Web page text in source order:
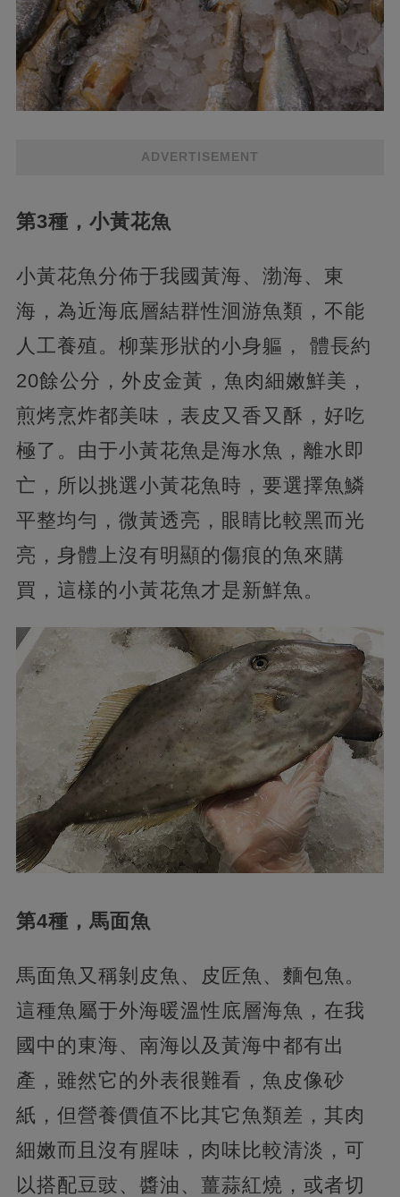
ADVERTISEMENT
第3種，小黃花魚
小黃花魚分佈于我國黃海、渤海、東
海，為近海底層結群性洄游魚類，不能
人工養殖。柳葉形狀的小身軀， 體長約
20餘公分，外皮金黃，魚肉細嫩鮮美，
煎烤烹炸都美味，表皮又香又酥，好吃
極了。由于小黃花魚是海水魚，離水即
亡，所以挑選小黃花魚時，要選擇魚鱗
平整均勻，微黃透亮，眼睛比較黑而光
亮，身體上沒有明顯的傷痕的魚來購
買，這樣的小黃花魚才是新鮮魚。
第4種，馬面魚
馬面魚又稱剝皮魚、皮匠魚、麵包魚。
這種魚屬于外海暖溫性底層海魚，在我
國中的東海、南海以及黃海中都有出
產，雖然它的外表很難看，魚皮像砂
紙，但營養價值不比其它魚類差，其肉
細嫩而且沒有腥味，肉味比較清淡，可
以搭配豆豉、醬油、薑蒜紅燒，或者切